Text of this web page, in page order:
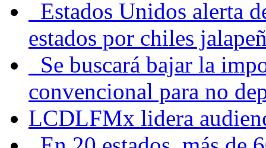
Estados Unidos alerta
estados por chiles
Se buscará bajar la
convencional para no
LCDLFMx lidera